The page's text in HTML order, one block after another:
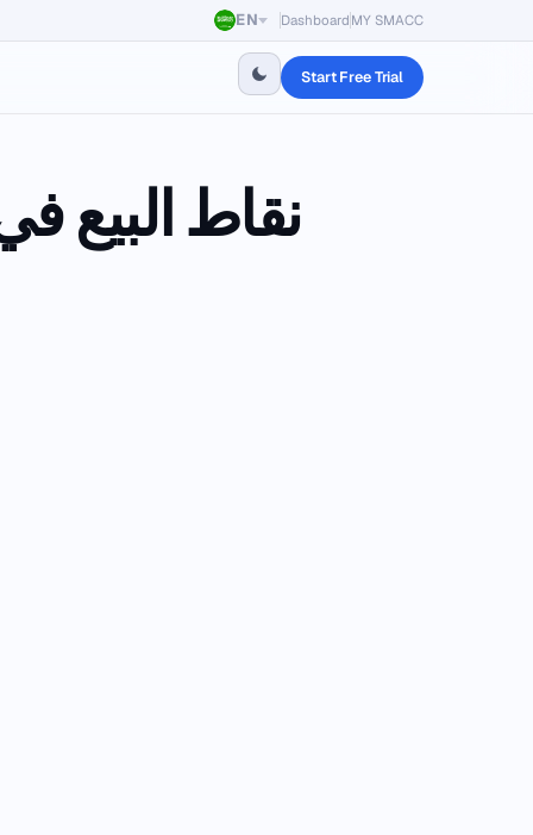
EN Dashboard MY SMACC
Start Free Trial
نقاط البيع